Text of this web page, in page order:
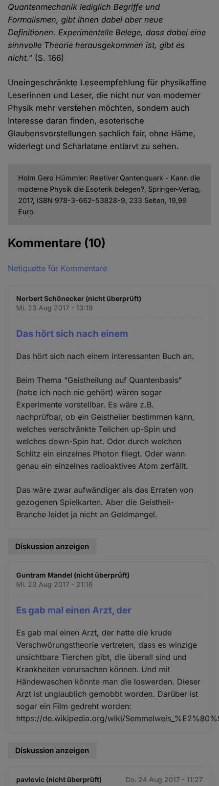
Quantenmechanik lediglich Begriffe und
Formalismen, gibt ihnen dabei aber neue
Definitionen. Experimentelle Belege, dass dabei eine
sinnvolle Theorie herausgekommen ist, gibt es
nicht." (S. 166)
Uneingeschränkte Leseempfehlung für physikaffine
Leserinnen und Leser, die nicht nur von moderner
Physik mehr verstehen möchten, sondern auch
Interesse daran finden, esoterische
Glaubensvorstellungen sachlich fair, ohne Häme,
widerlegt und Scharlatane entlarvt zu sehen.
Holm Gero Hümmler: Relativer Qantenquark - Kann die
moderne Physik die Esoterik belegen?, Springer-Verlag,
2017, ISBN 978-3-662-53828-9, 233 Seiten, 19,99
Euro
Kommentare (10)
Netiquette für Kommentare
Norbert Schönecker (nicht überprüft)
Mi. 23 Aug 2017 - 13:19
Das hört sich nach einem
Das hört sich nach einem interessanten Buch an.
Beim Thema "Geistheilung auf Quantenbasis"
(habe ich noch nie gehört) wären sogar
Experimente vorstellbar. Es wäre z.B.
nachprüfbar, ob ein Geistheiler bestimmen kann,
welches verschränkte Teilchen up-Spin und
welches down-Spin hat. Oder durch welchen
Schlitz ein einzelnes Photon fliegt. Oder wann
genau ein einzelnes radioaktives Atom zerfällt.
Das wäre zwar aufwändiger als das Erraten von
gezogenen Spielkarten. Aber die Geistheil-
Branche leidet ja nicht an Geldmangel.
Diskussion anzeigen
Guntram Mandel (nicht überprüft)
Mi. 23 Aug 2017 - 21:16
Es gab mal einen Arzt, der
Es gab mal einen Arzt, der hatte die krude
Verschwörungstheorie vertreten, dass es winzige
unsichtbare Tierchen gibt, die überall sind und
Krankheiten verursachen können. Und mit
Händewaschen könnte man die loswerden. Dieser
Arzt ist unglaublich gemobbt worden. Darüber ist
sogar ein Film gedreht worden:
https://de.wikipedia.org/wiki/
Diskussion anzeigen
pavlovic (nicht überprüft) Do. 24 Aug 2017 - 11:27